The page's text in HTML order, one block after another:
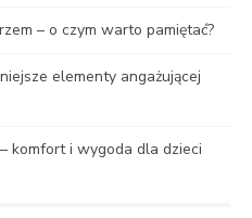
– o czym warto pamiętać?
elementy angażującej
komfort i wygoda dla dzieci